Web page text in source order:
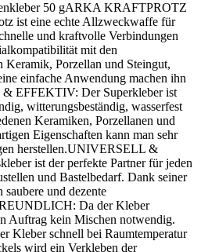
50 gARKA KRAFTPROTZ
ist eine echte Allzweckwaffe für
und kraftvolle Verbindungen
mit den
Keramik, Porzellan und Steingut,
einfache Anwendung machen ihn
EFFEKTIV: Der Superkleber ist
witterungsbeständig, wasserfest
Keramiken, Porzellanen und
Eigenschaften kann man sehr
herstellen.UNIVERSELL &
ist der perfekte Partner für jeden
und Bastelbedarf. Dank seiner
saubere und dezente
Da der Kleber
Auftrag kein Mischen notwendig.
Kleber schnell bei Raumtemperatur
wird ein Verkleben der